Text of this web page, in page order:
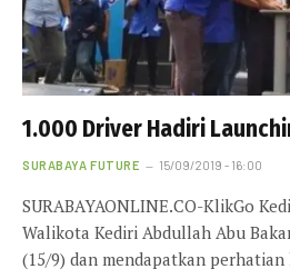
1.000 Driver Hadiri
SURABAYA FUTURE 15/09/2019 - 16:00
SURABAYAONLINE.CO-KlikGo
Walikota Kediri Abdullah Abu
(15/9) dan mendapatkan